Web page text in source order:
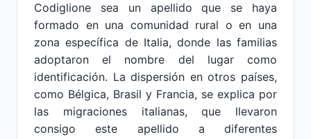
Codiglione sea un apellido que se haya
formado en una comunidad rural o en una
zona específica de Italia, donde las familias
adoptaron el nombre del lugar como
identificación. La dispersión en otros países,
como Bélgica, Brasil y Francia, se explica por
las migraciones italianas, que llevaron
consigo este apellido a diferentes